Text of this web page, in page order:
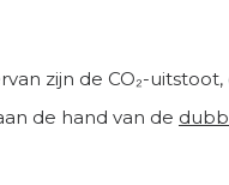
zijn de CO₂-
de hand van de